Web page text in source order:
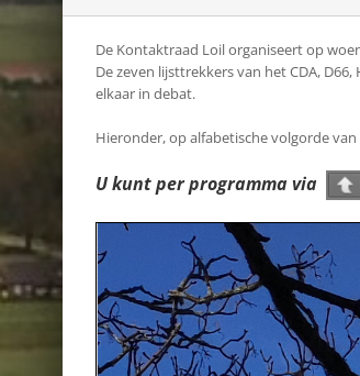
De Kontaktraad Loil organiseert op
De zeven lijsttrekkers van het CDA,
elkaar in debat.
Hieronder, op alfabetische volgorde
U kunt per programma via